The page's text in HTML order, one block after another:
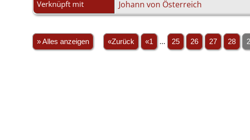
Verknüpft mit Johann von Österreich
» Alles anzeigen «Zurück «1 ... 25 26 27 28